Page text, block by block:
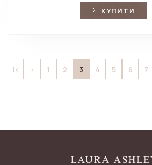
КУПИТИ
|< < 1 2 3 4 5 6 7